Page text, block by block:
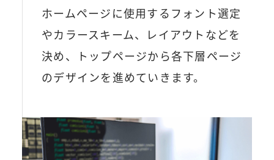
ホームページに使用するフォント選定
やカラースキーム、レイアウトなどを
決め、トップページから各下層ページ
のデザインを進めていきます。